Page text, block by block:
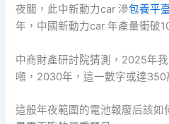
夜關，此中新動力car 滲包養平
年，中國新動力car 年產量衝破
中商財產研討院猜測，2025年
噸，2030年，這一數字或達350
這般年夜範圍的電池報廢后該如